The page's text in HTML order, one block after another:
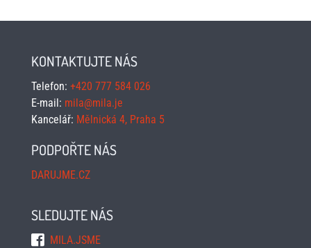
KONTAKTUJTE NÁS
Telefon: +420 777 584 026
E-mail: mila@mila.je
Kancelář: Mělnická 4, Praha 5
PODPOŘTE NÁS
DARUJME.CZ
SLEDUJTE NÁS
MILA.JSME